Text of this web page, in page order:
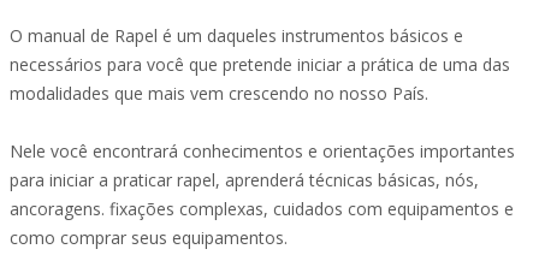
O manual de Rapel é um daqueles instrumentos básicos e
necessários para você que pretende iniciar a prática de uma das
modalidades que mais vem crescendo no nosso País.
Nele você encontrará conhecimentos e orientações importantes
para iniciar a praticar rapel, aprenderá técnicas básicas, nós,
ancoragens. fixações complexas, cuidados com equipamentos e
como comprar seus equipamentos.